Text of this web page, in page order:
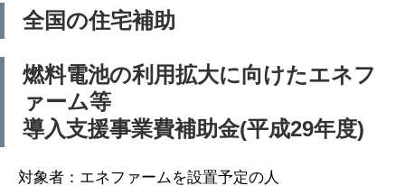
全国の住宅補助
燃料電池の利用拡大に向けたエネフ
ァーム等
導入支援事業費補助金(平成29年度)
対象者：エネファームを設置予定の人